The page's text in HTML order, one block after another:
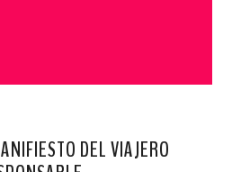
DEL VIAJERO